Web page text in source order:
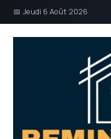
📅 Jeudi 6 Août 2026